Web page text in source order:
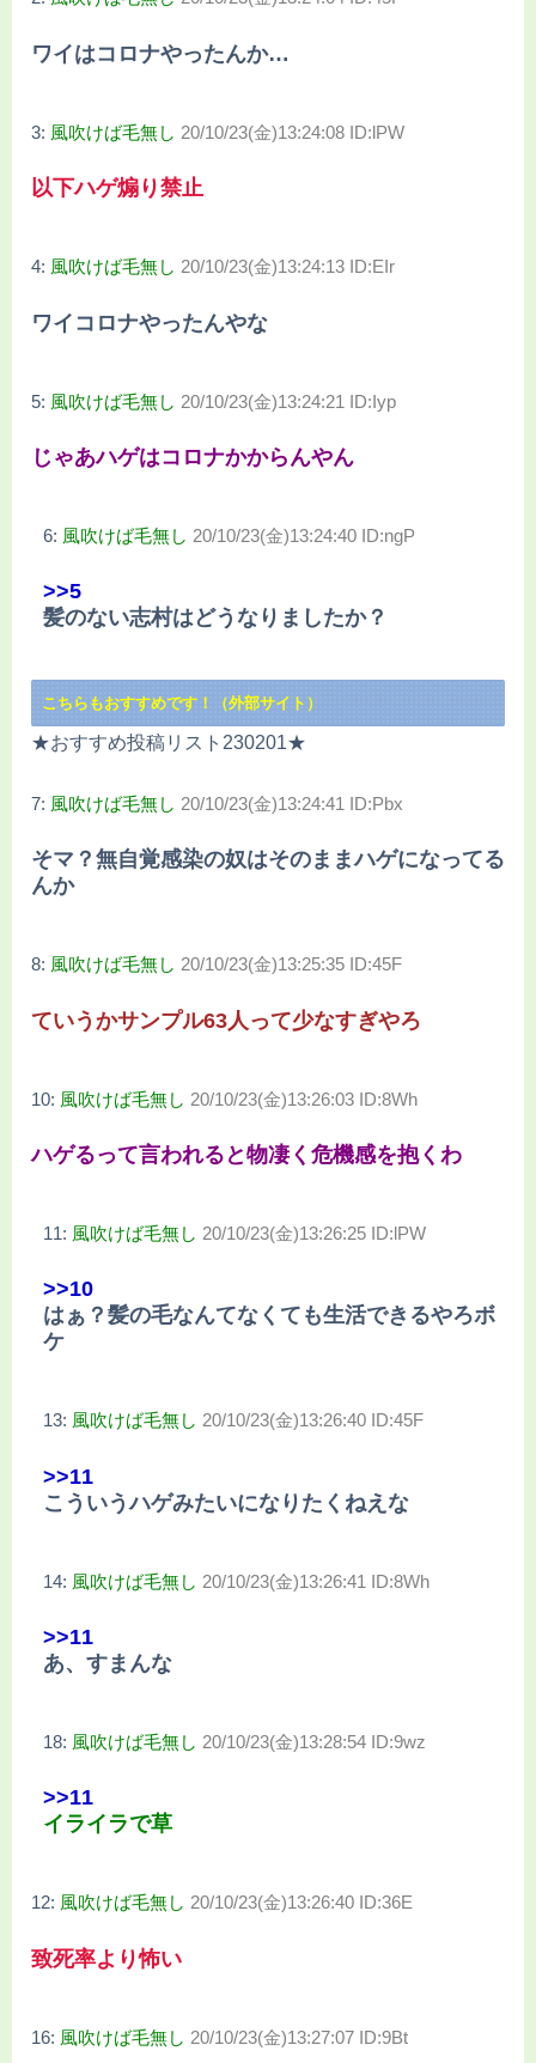
ワイはコロナやったんか…
3: 風吹けば毛無し 20/10/23(金)13:24:08 ID:lPW
以下ハゲ煽り禁止
4: 風吹けば毛無し 20/10/23(金)13:24:13 ID:EIr
ワイコロナやったんやな
5: 風吹けば毛無し 20/10/23(金)13:24:21 ID:Iyp
じゃあハゲはコロナかからんやん
6: 風吹けば毛無し 20/10/23(金)13:24:40 ID:ngP
>>5
髪のない志村はどうなりましたか？
こちらもおすすめです！（外部サイト）
★おすすめ投稿リスト230201★
7: 風吹けば毛無し 20/10/23(金)13:24:41 ID:Pbx
そマ？無自覚感染の奴はそのままハゲになってる
んか
8: 風吹けば毛無し 20/10/23(金)13:25:35 ID:45F
ていうかサンプル63人って少なすぎやろ
10: 風吹けば毛無し 20/10/23(金)13:26:03 ID:8Wh
ハゲるって言われると物凄く危機感を抱くわ
11: 風吹けば毛無し 20/10/23(金)13:26:25 ID:lPW
>>10
はぁ？髪の毛なんてなくても生活できるやろボ
ケ
13: 風吹けば毛無し 20/10/23(金)13:26:40 ID:45F
>>11
こういうハゲみたいになりたくねえな
14: 風吹けば毛無し 20/10/23(金)13:26:41 ID:8Wh
>>11
あ、すまんな
18: 風吹けば毛無し 20/10/23(金)13:28:54 ID:9wz
>>11
イライラで草
12: 風吹けば毛無し 20/10/23(金)13:26:40 ID:36E
致死率より怖い
16: 風吹けば毛無し 20/10/23(金)13:27:07 ID:9Bt